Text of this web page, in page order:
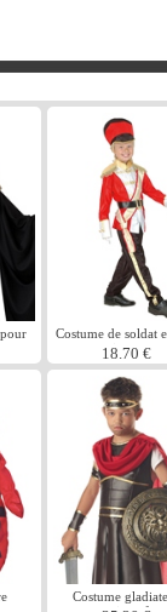
Costume de soldat
jouet
18.70 €
Costume